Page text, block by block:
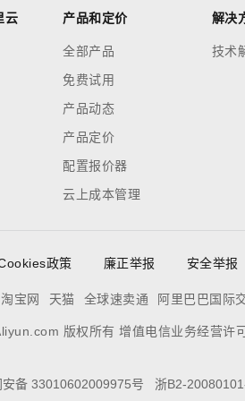
云 产品和定价
全部产品
免费试用
产品动态
产品定价
配置报价器
云上成本管理
解决
技术
政策 廉正举报 安全举报
淘宝网 天猫 全球速卖通 阿里巴巴国际
版权所有 增值电信业务经营许
安备 33010602009975号
浙B2-